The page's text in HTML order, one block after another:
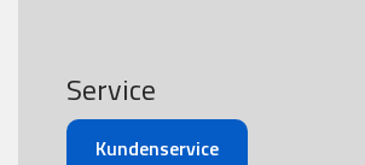
Service
Kundenservice